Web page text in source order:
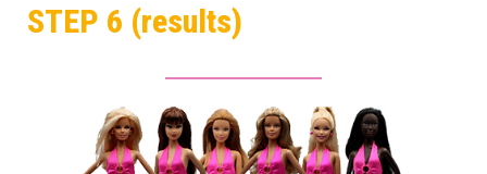
STEP 6 (results)